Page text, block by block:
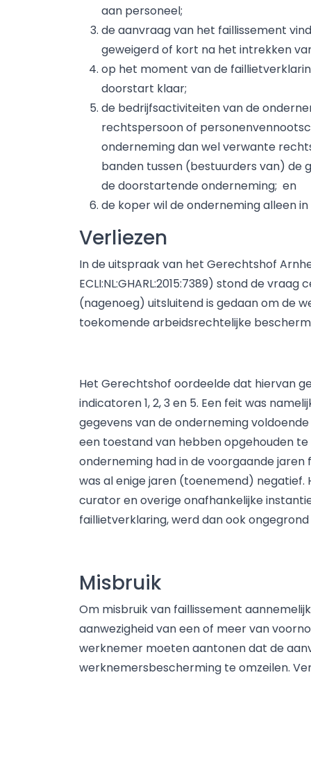
aan personeel;
de aanvraag van het faillissement
geweigerd of kort na het intrekken
op het moment van de
doorstart klaar;
de bedrijfsactiviteiten van de
rechtspersoon of
onderneming dan wel verwante
banden tussen (bestuurders van) de
de doorstartende onderneming; en
de koper wil de onderneming alleen
Verliezen
In de uitspraak van het Gerechtshof
ECLI:NL:GHARL:2015:7389) stond de
(nagenoeg) uitsluitend is gedaan om de
toekomende arbeidsrechtelijke
Het Gerechtshof oordeelde dat hiervan
indicatoren 1, 2, 3 en 5. Een feit was
gegevens van de onderneming
een toestand van hebben opgehouden
onderneming had in de voorgaande
was al enige jaren (toenemend)
curator en overige onafhankelijke
faillietverklaring, werd dan ook
Misbruik
Om misbruik van faillissement
aanwezigheid van een of meer van
werknemer moeten aantonen dat de
werknemersbescherming te omzeilen.